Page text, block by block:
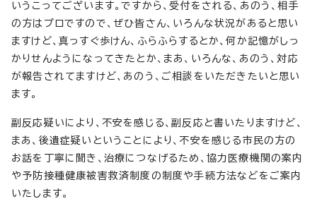
いうこってございます。ですから、受付をされる、あのう、相手
の方はプロですので、ぜひ皆さん、いろんな状況があると思い
ますけど、真っすぐ歩けん、ふらふらするとか、何か記憶がしっ
かりせんようになってきたとか、まあ、いろんな、あのう、対応
が報告されてますけど、あのう、ご相談をいただきたいと思い
ます。
副反応疑いにより、不安を感じる、副反応と書いたりますけど、
まあ、後遺症疑いということにより、不安を感じる市民の方の
お話を丁寧に聞き、治療につなげるため、協力医療機関の案内
や予防接種健康被害救済制度の制度や手続方法などをご案内
いたします。